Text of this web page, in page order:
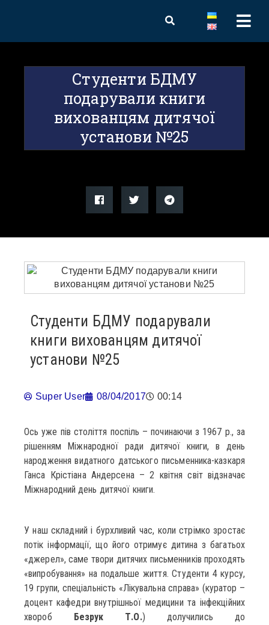
Студенти БДМУ
подарували книги
вихованцям дитячої
установи №25
Студенти БДМУ подарували
книги вихованцям дитячої
установи №25
Super User 08/04/2017 00:14
Ось уже пів століття поспіль – починаючи з 1967 р., за
рішенням Міжнародної ради дитячої книги, в день
народження видатного датського письменника-казкаря
Ганса Крістіана Андерсена – 2 квітня світ відзначає
Міжнародний день дитячої книги.
У наш складний і бурхливий час, коли стрімко зростає
потік інформації, що його отримує дитина з багатьох
«джерел», саме твори дитячих письменників проходять
«випробування» на подальше життя. Студенти 4 курсу,
19 групи, спеціальність «Лікувальна справа» (куратор –
доцент кафедри внутрішньої медицини та інфекційних
хвороб Безрук Т.О.) долучились до